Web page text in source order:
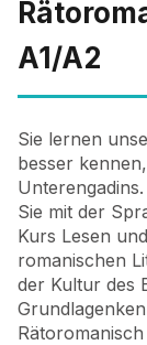
A1/A2
Sie lernen
besser
Sie mit der
Kurs Lesen
romanischen
der Kultur des